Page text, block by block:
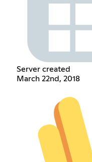
Server created
March 22nd, 2018